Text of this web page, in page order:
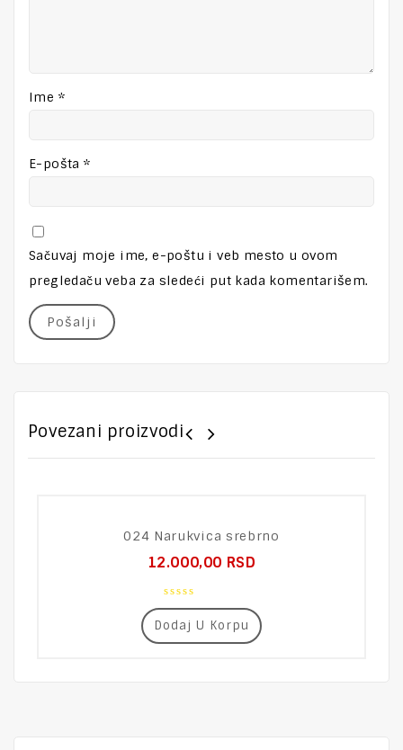
Ime *
E-pošta*
Sačuvaj moje ime, e-poštu i veb mesto u ovom
pregledaču veba za sledeći put kada komentarišem.
Povezani proizvodi
024 Narukvica srebrno
12.000,00 RSD
0
out
of
Dodaj U Korpu